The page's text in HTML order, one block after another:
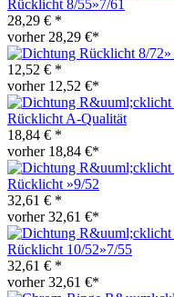
Rücklicht 8/55»7/61
28,29 € *
vorher 28,29 €*
12,52 € *
vorher 12,52 €*
Rücklicht A-Qualität
18,84 € *
vorher 18,84 €*
Rücklicht »9/52
32,61 € *
vorher 32,61 €*
Rücklicht 10/52»7/55
32,61 € *
vorher 32,61 €*